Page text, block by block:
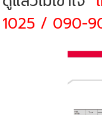
1025 / 090-